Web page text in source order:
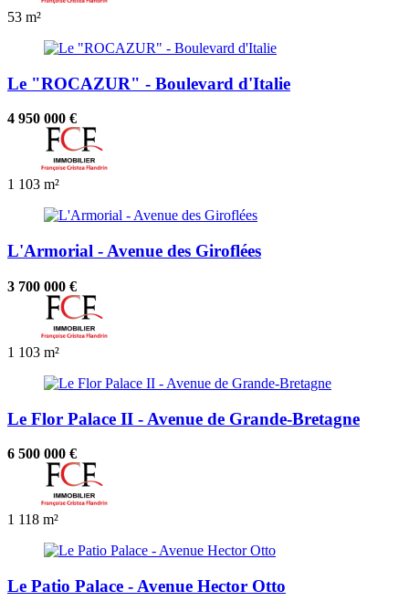
53 m²
Le "ROCAZUR" - Boulevard d'Italie
4 950 000 €
1 103 m²
L'Armorial - Avenue des Giroflées
3 700 000 €
1 103 m²
Le Flor Palace II - Avenue de Grande-Bretagne
6 500 000 €
1 118 m²
Le Patio Palace - Avenue Hector Otto